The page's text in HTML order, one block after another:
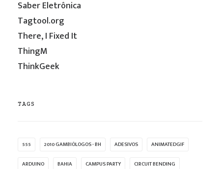
Saber Eletrônica
Tagtool.org
There, I Fixed It
ThingM
ThinkGeek
TAGS
555 2010 GAMBIÓLOGOS - BH ADESIVOS ANIMATEDGIF
ARDUINO BAHIA CAMPUS PARTY CIRCUIT BENDING